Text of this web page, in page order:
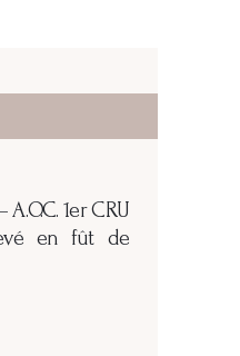
A.O.C. 1er CRU
en fût de